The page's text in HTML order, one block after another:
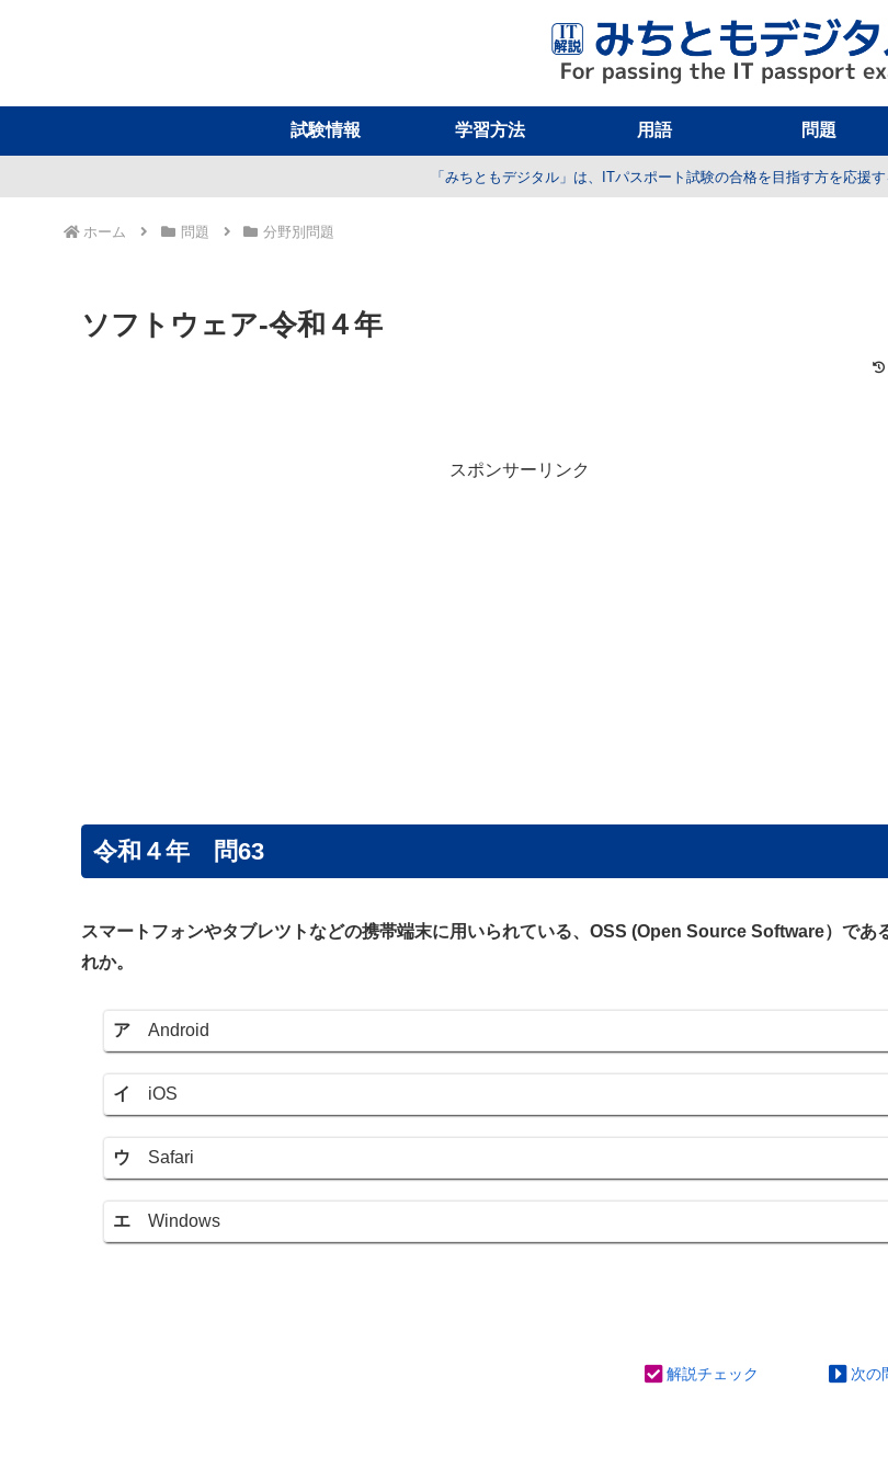
試験情報 学習方法 用語 問題
「みちともデジタル」は、ITパスポート試験の合格を目指す方を応援す
ホーム 問題 分野別問題
ソフトウェア-令和４年
スポンサーリンク
令和４年 問63
スマートフォンやタブレツトなどの携帯端末に用いられている、OSS (Open Source Software）であ
れか。
ア Android
イ iOS
ウ Safari
エ Windows
解説チェック 次の